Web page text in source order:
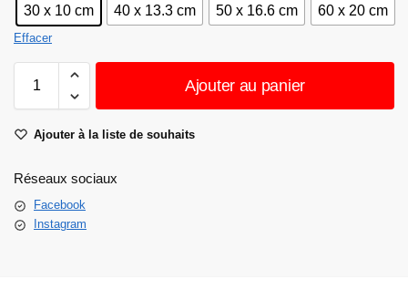
30 x 10 cm 40 x 13.3 cm 50 x 16.6 cm 60 x 20 cm
Effacer
Ajouter au panier
Ajouter à la liste de souhaits
Réseaux sociaux
Facebook
Instagram